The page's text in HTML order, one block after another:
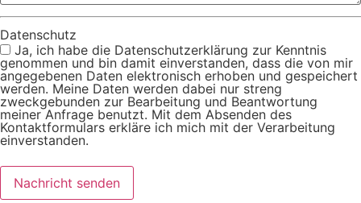
Datenschutz
Ja, ich habe die Datenschutzerklärung zur Kenntnis
genommen und bin damit einverstanden, dass die von mir
angegebenen Daten elektronisch erhoben und gespeichert
werden. Meine Daten werden dabei nur streng
zweckgebunden zur Bearbeitung und Beantwortung
meiner Anfrage benutzt. Mit dem Absenden des
Kontaktformulars erkläre ich mich mit der Verarbeitung
einverstanden.